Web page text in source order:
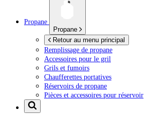
Propane
Propane
Retour au menu principal
Remplissage de propane
Accessoires pour le gril
Grils et fumoirs
Chaufferettes portatives
Réservoirs de propane
Pièces et accessoires pour réservoir